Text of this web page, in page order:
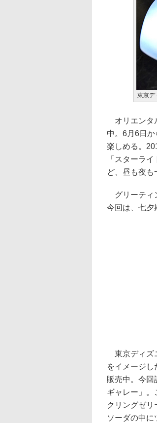
東京デ
オリエンタ
中。6月6日
楽しめる。
「スターラ
ど、昼も夜も
グリーティ
今回は、七夕
東京ディズ
をイメージ
販売中。今回
ギャレー」。
クリングゼ
ソーダの中